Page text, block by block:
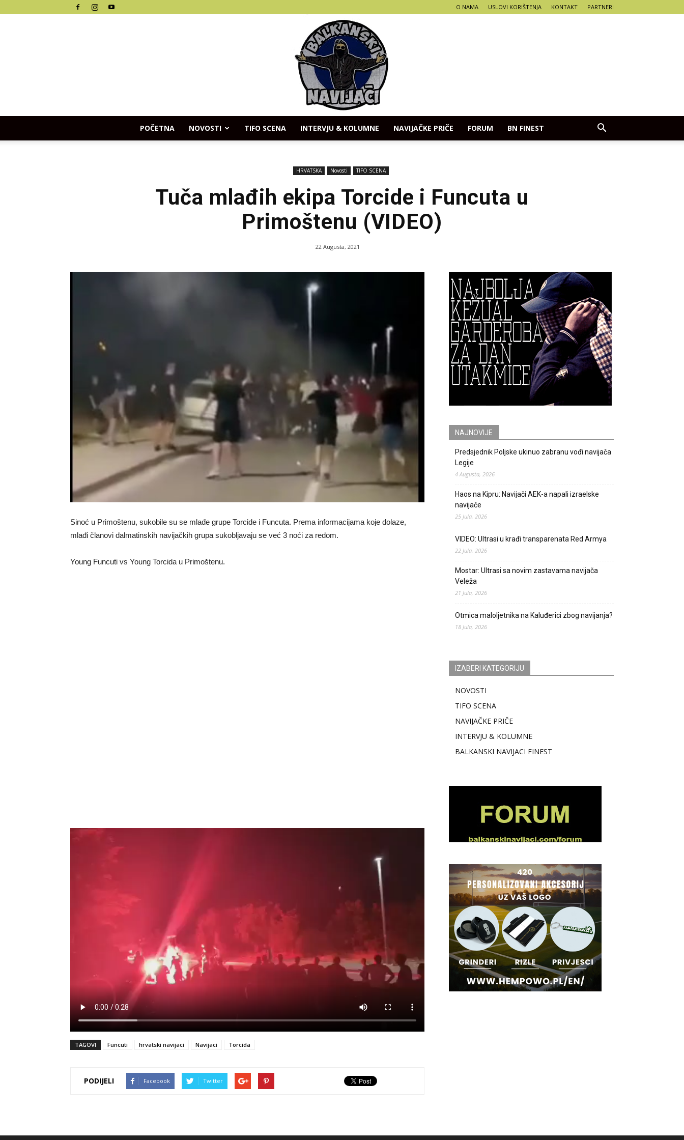
O NAMA USLOVI KORIŠTENJA KONTAKT PARTNERI
Navijaci
POČETNA NOVOSTI TIFO SCENA INTERVJU & KOLUMNE NAVIJAČKE PRIČE FORUM BN FINEST
HRVATSKA Novosti TIFO SCENA
Tuča mlađih ekipa Torcide i Funcuta u
Primoštenu (VIDEO)
22 Augusta, 2021
Sinoć u Primoštenu, sukobile su se mlađe grupe Torcide i Funcuta. Prema informacijama koje dolaze,
mlađi članovi dalmatinskih navijačkih grupa sukobljavaju se već 3 noći za redom.
Young Funcuti vs Young Torcida u Primoštenu.
TAGOVI Funcuti hrvatski navijaci Navijaci Torcida
PODIJELI Facebook Twitter
NAJNOVIJE
Predsjednik Poljske ukinuo zabranu vođi navijača
Legije
4 Augusta, 2026
Haos na Kipru: Navijači AEK-a napali izraelske
navijače
25 Jula, 2026
VIDEO: Ultrasi u krađi transparenata Red Armya
22 Jula, 2026
Mostar: Ultrasi sa novim zastavama navijača
Veleža
21 Jula, 2026
Otmica maloljetnika na Kaluđerici zbog navijanja?
18 Jula, 2026
IZABERI KATEGORIJU
NOVOSTI
TIFO SCENA
NAVIJAČKE PRIČE
INTERVJU & KOLUMNE
BALKANSKI NAVIJACI FINEST